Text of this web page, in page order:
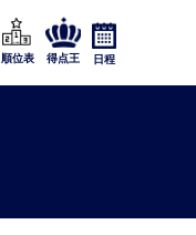
順位表 得点王 日程